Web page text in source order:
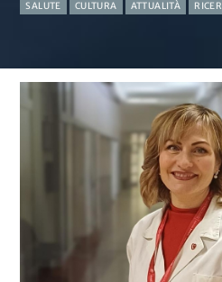
SALUTE CULTURA ATTUALITÀ